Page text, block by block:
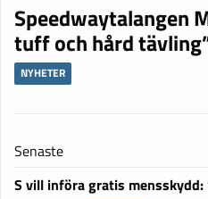
Speedwaytalangen
tuff och hård
NYHETER
Senaste
S vill införa gratis mensskydd: